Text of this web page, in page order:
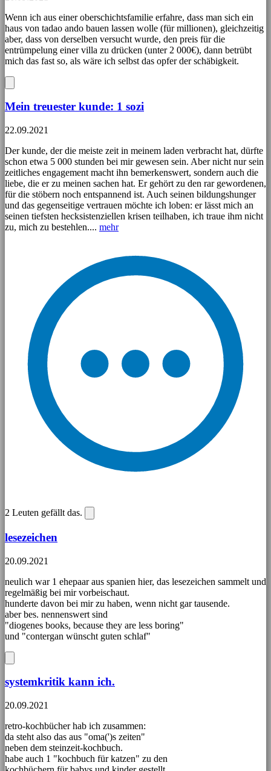
Wenn ich aus einer oberschichtsfamilie erfahre, dass man sich ein
haus von tadao ando bauen lassen wolle (für millionen), gleichzeitig
aber, dass von derselben versucht wurde, den preis für die
entrümpelung einer villa zu drücken (unter 2 000€), dann betrübt
mich das fast so, als wäre ich selbst das opfer der schäbigkeit.
Mein treuester kunde: 1 sozi
22.09.2021
Der kunde, der die meiste zeit in meinem laden verbracht hat, dürfte
schon etwa 5 000 stunden bei mir gewesen sein. Aber nicht nur sein
zeitliches engagement macht ihn bemerkenswert, sondern auch die
liebe, die er zu meinen sachen hat. Er gehört zu den rar gewordenen,
für die stöbern noch entspannend ist. Auch seinen bildungshunger
und das gegenseitige vertrauen möchte ich loben: er lässt mich an
seinen tiefsten hecksistenziellen krisen teilhaben, ich traue ihm nicht
zu, mich zu bestehlen.... mehr
2 Leuten gefällt das.
lesezeichen
20.09.2021
neulich war 1 ehepaar aus spanien hier, das lesezeichen sammelt und
regelmäßig bei mir vorbeischaut.
hunderte davon bei mir zu haben, wenn nicht gar tausende.
aber bes. nennenswert sind
"diogenes books, because they are less boring"
und "contergan wünscht guten schlaf"
systemkritik kann ich.
20.09.2021
retro-kochbücher hab ich zusammen:
da steht also das aus "oma(')s zeiten"
neben dem steinzeit-kochbuch.
habe auch 1 "kochbuch für katzen" zu den